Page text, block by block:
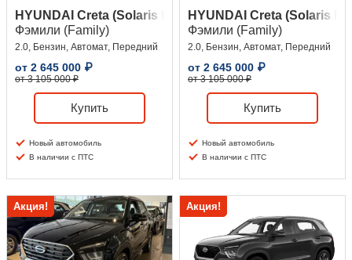
HYUNDAI Creta (Solaris HC)
Фэмили (Family)
2.0, Бензин, Автомат, Передний
от 2 645 000 ₽
от 3 105 000 ₽
Купить
Новый автомобиль
В наличии с ПТС
HYUNDAI Creta (Solaris
Фэмили (Family)
2.0, Бензин, Автомат, Передний
от 2 645 000 ₽
от 3 105 000 ₽
Купить
Новый автомобиль
В наличии с ПТС
Акция! Акция!